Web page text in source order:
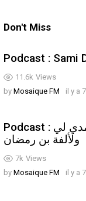
Don't Miss
11.6k Views
Podcast : Sami
by Mosaique FM il y a
7k Views
Podcast : إيمان الشريف : »هذه وصية منيرة حمدي لي
ولألفة بن رمضان
by Mosaique FM il y a